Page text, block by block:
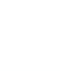
と凄く思
分はこの流
Shit.
バー